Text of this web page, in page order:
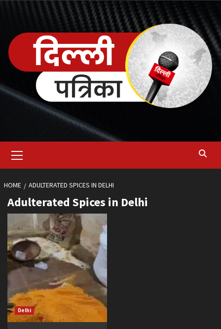
content
Menu
HOME ADULTERATED SPICES IN DELHI
Adulterated Spices in Delhi
Delhi